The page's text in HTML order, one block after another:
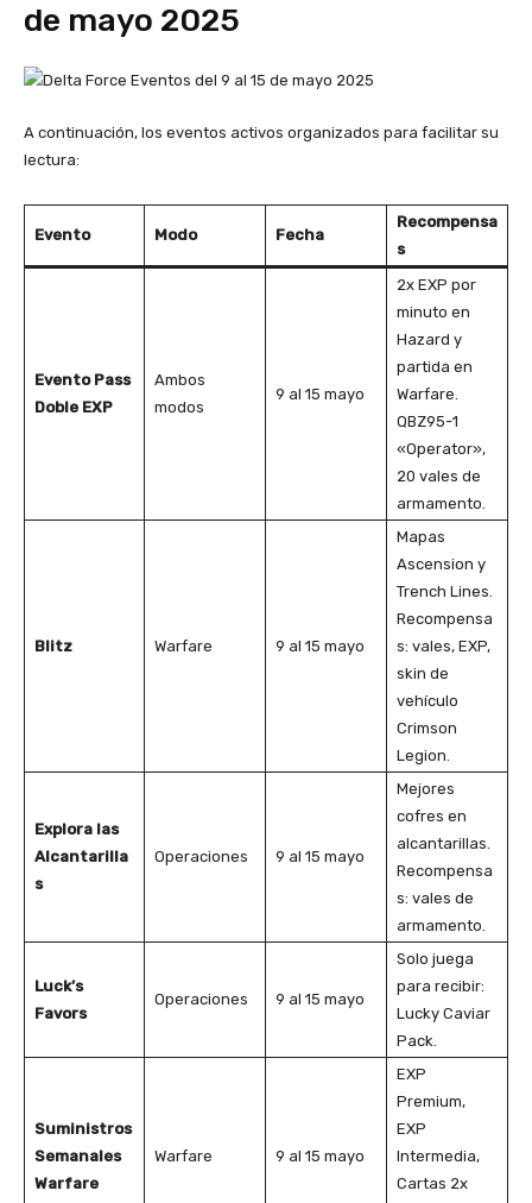
de mayo 2025
A continuación, los eventos activos organizados para facilitar su
lectura:
Evento Modo Fecha
Recompensa
s
Evento Pass
Doble EXP
Ambos
modos
9 al 15 mayo
2x EXP por
minuto en
Hazard y
partida en
Warfare.
QBZ95-1
«Operator»,
20 vales de
armamento.
Blitz Warfare 9 al 15 mayo
Mapas
Ascension y
Trench Lines.
Recompensa
s: vales, EXP,
skin de
vehículo
Crimson
Legion.
Explora las
Alcantarilla
s
Operaciones 9 al 15 mayo
Mejores
cofres en
alcantarillas.
Recompensa
s: vales de
armamento.
Luck’s
Favors
Operaciones 9 al 15 mayo
Solo juega
para recibir:
Lucky Caviar
Pack.
Suministros
Semanales
Warfare
Warfare 9 al 15 mayo
EXP
Premium,
EXP
Intermedia,
Cartas 2x